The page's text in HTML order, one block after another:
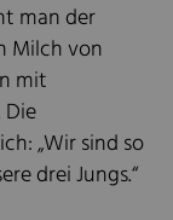
man der
Milch von
mit
„Wir sind so
drei Jungs.“